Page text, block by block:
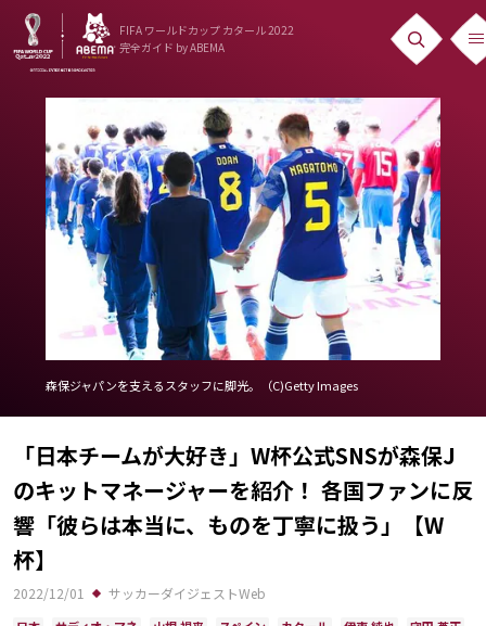
FIFA ワールドカップ カタール 2022
完全ガイド by ABEMA
ニュース
News
出場国
Teams
日本代表
Team Japan
日程・結果
Schedule
ランキング
Ranking
About
森保ジャパンを支えるスタッフに脚光。（C)Getty Images
「日本チームが大好き」W杯公式SNSが森保J
のキットマネージャーを紹介！ 各国ファンに反
響「彼らは本当に、ものを丁寧に扱う」【W
杯】
2022/12/01 サッカーダイジェストWeb